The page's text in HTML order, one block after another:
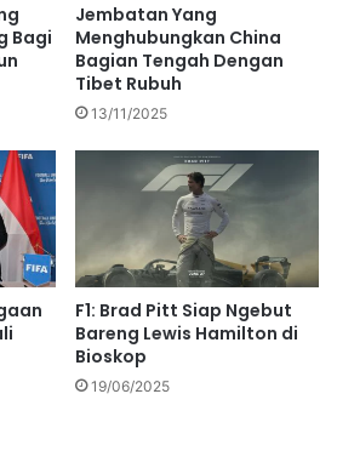
Bagi
Jembatan Yang
Menghubungkan China
Bagian Tengah Dengan
Tibet Rubuh
13/11/2025
F1: Brad Pitt Siap Ngebut
Bareng Lewis Hamilton di
Bioskop
19/06/2025